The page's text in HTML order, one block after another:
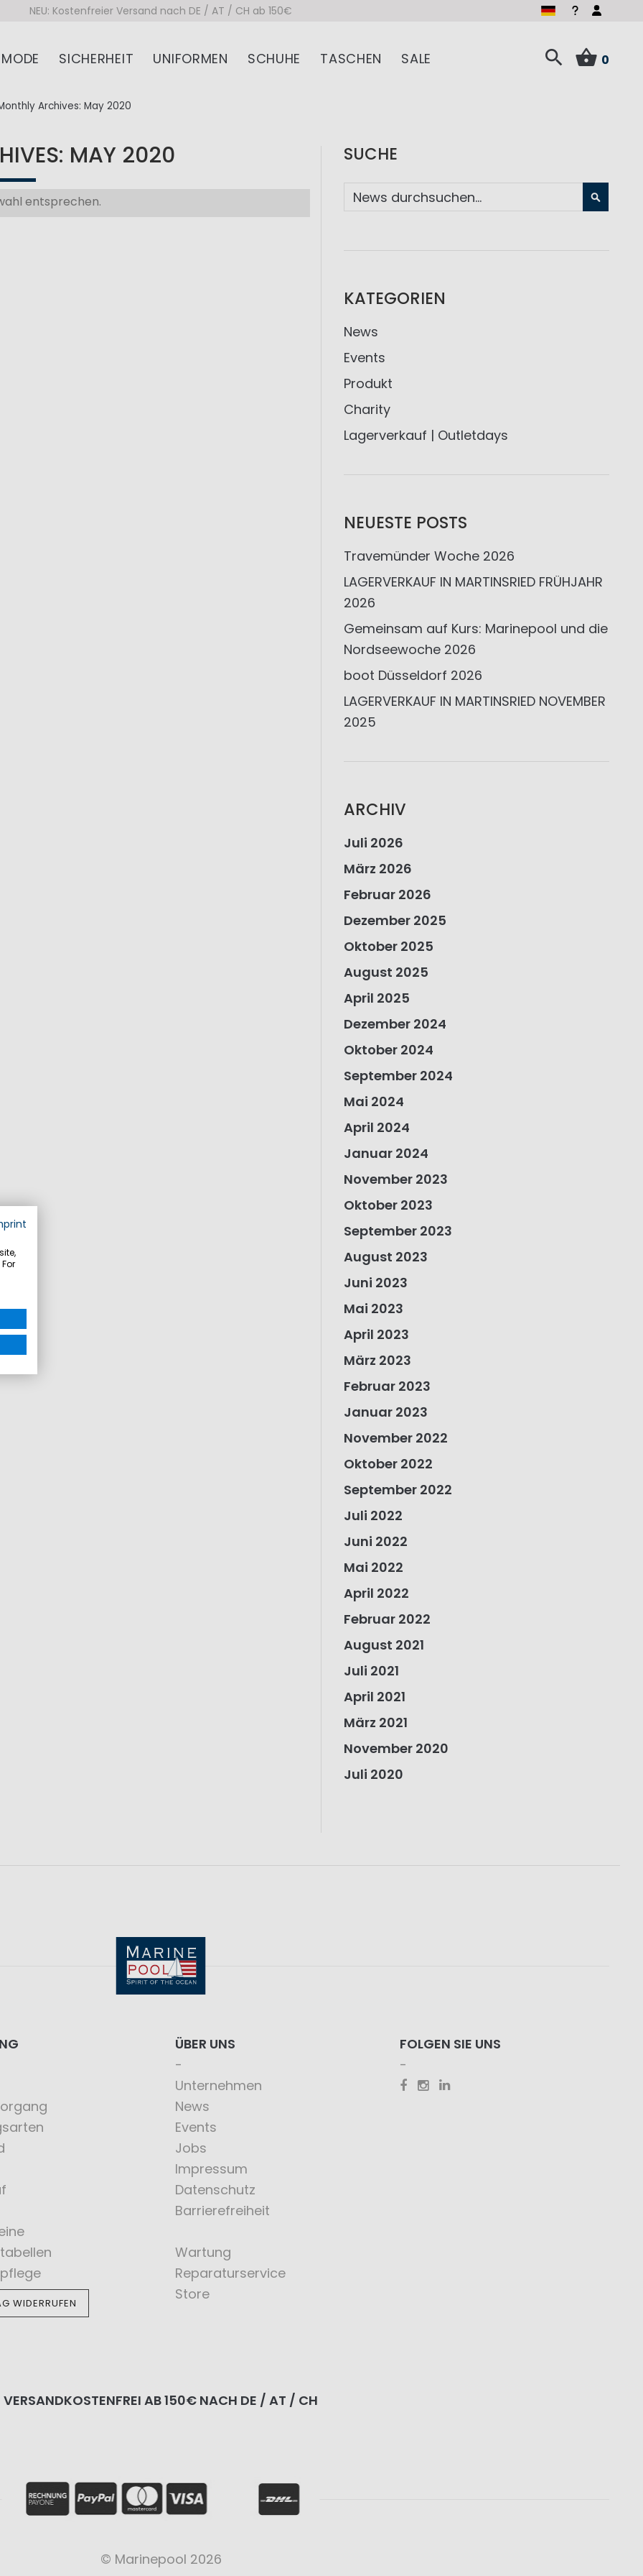
NEU: Kostenfreier Versand nach DE / AT / CH ab 150€
MODE SICHERHEIT UNIFORMEN SCHUHE TASCHEN SALE 0
Archives: May 2020
MAY 2020
entsprechen.
SUCHE
KATEGORIEN
News
Events
Produkt
Charity
Lagerverkauf | Outletdays
NEUESTE POSTS
Travemünder Woche 2026
LAGERVERKAUF IN MARTINSRIED FRÜHJAHR
2026
Gemeinsam auf Kurs: Marinepool und die
Nordseewoche 2026
boot Düsseldorf 2026
LAGERVERKAUF IN MARTINSRIED NOVEMBER
2025
ARCHIV
Juli 2026
März 2026
Februar 2026
Dezember 2025
Oktober 2025
August 2025
April 2025
Dezember 2024
Oktober 2024
September 2024
Mai 2024
April 2024
Januar 2024
November 2023
Oktober 2023
September 2023
August 2023
Juni 2023
Mai 2023
April 2023
März 2023
Februar 2023
Januar 2023
November 2022
Oktober 2022
September 2022
Juli 2022
Juni 2022
Mai 2022
April 2022
Februar 2022
August 2021
Juli 2021
April 2021
März 2021
November 2020
Juli 2020
WIDERRUFEN
ÜBER UNS
Unternehmen
News
Events
Jobs
Impressum
Datenschutz
Barrierefreiheit
Wartung
Reparaturservice
Store
FOLGEN SIE UNS
VERSANDKOSTENFREI AB 150€ NACH DE / AT / CH
© Marinepool 2026